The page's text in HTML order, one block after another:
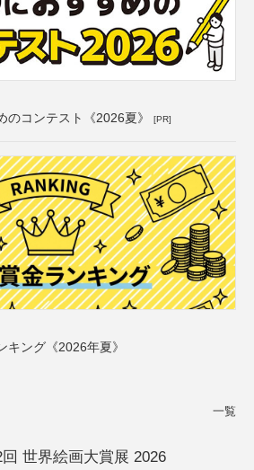
のコンテスト《2026夏》 [PR]
ング《2026年夏》
一覧
回 世界絵画大賞展 2026